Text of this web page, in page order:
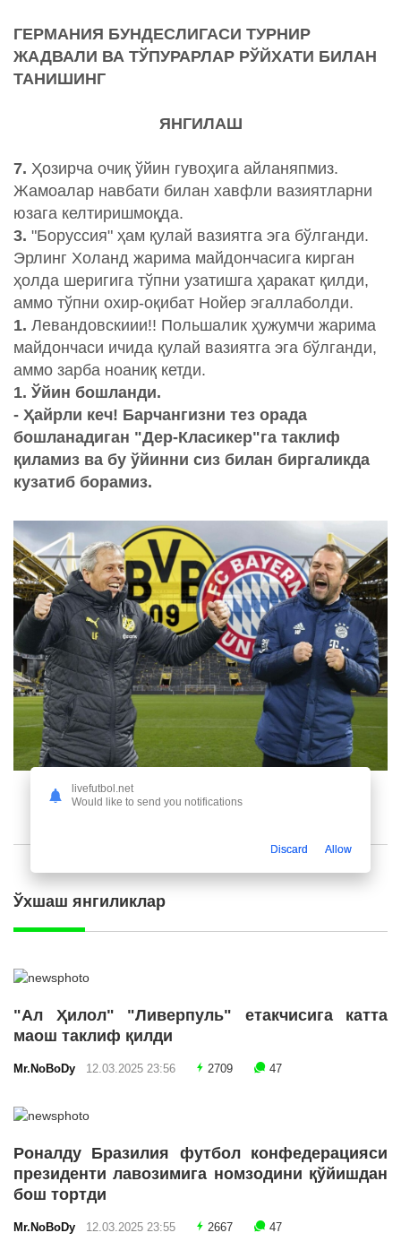
ГЕРМАНИЯ БУНДЕСЛИГАСИ ТУРНИР
ЖАДВАЛИ ВА ТЎПУРАРЛАР РЎЙХАТИ БИЛАН
ТАНИШИНГ
ЯНГИЛАШ
7. Ҳозирча очиқ ўйин гувоҳига айланяпмиз.
Жамоалар навбати билан хавфли вазиятларни
юзага келтиришмоқда.
3. "Боруссия" ҳам қулай вазиятга эга бўлганди.
Эрлинг Холанд жарима майдончасига кирган
ҳолда шеригига тўпни узатишга ҳаракат қилди,
аммо тўпни охир-оқибат Нойер эгаллаболди.
1. Левандовскиии!! Польшалик ҳужумчи жарима
майдончаси ичида қулай вазиятга эга бўлганди,
аммо зарба ноаниқ кетди.
1. Ўйин бошланди.
- Ҳайрли кеч! Барчангизни тез орада
бошланадиган "Дер-Класикер"га таклиф
қиламиз ва бу ўйинни сиз билан биргаликда
кузатиб борамиз.
Ўхшаш янгиликлар
"Ал Ҳилол" "Ливерпуль" етакчисига катта
маош таклиф қилди
Mr.NoBoDy 12.03.2025 23:56 2709 47
Роналду Бразилия футбол конфедерацияси
президенти лавозимига номзодини қўйишдан
бош тортди
Mr.NoBoDy 12.03.2025 23:55 2667 47
livefutbol.net
Would like to send you notifications
Discard Allow